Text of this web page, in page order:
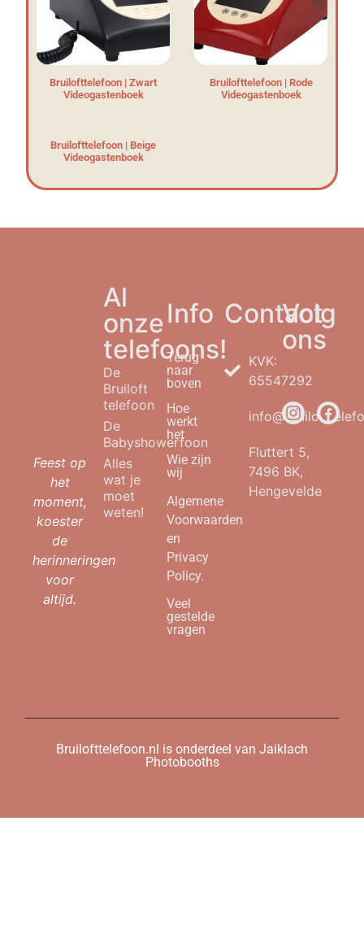
Bruilofttelefoon | Zwart
Videogastenboek
Bruilofttelefoon | Rode
Videogastenboek
Bruilofttelefoon | Beige
Videogastenboek
Feest op
het
moment,
koester
de
herinneringen
voor
altijd.
Al
onze
telefoons!
De
Bruiloft
telefoon
De
Babyshowerfoon
Alles
wat je
moet
weten!
Info
Terug
naar
boven
Hoe
werkt
het
Wie zijn
wij
Algemene
Voorwaarden
en
Privacy
Policy.
Veel
gestelde
vragen
Contact
KVK:
65547292
Fluttert 5,
7496 BK,
Hengevelde
Volg
ons
Bruilofttelefoon.nl is onderdeel van Jaiklach
Photobooths